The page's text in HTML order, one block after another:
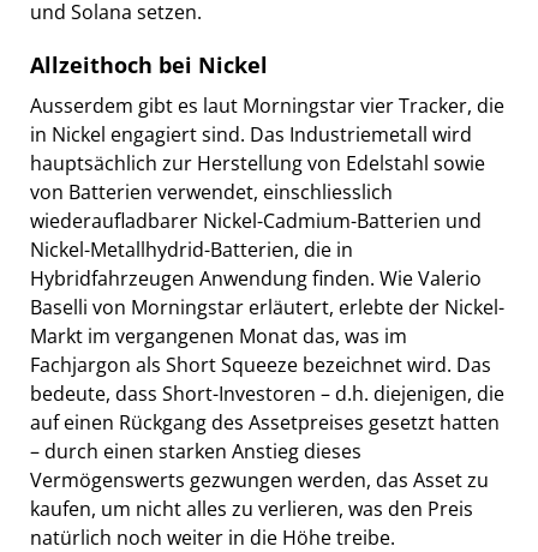
und Solana setzen.
Allzeithoch bei Nickel
Ausserdem gibt es laut Morningstar vier Tracker, die
in Nickel engagiert sind. Das Industriemetall wird
hauptsächlich zur Herstellung von Edelstahl sowie
von Batterien verwendet, einschliesslich
wiederaufladbarer Nickel-Cadmium-Batterien und
Nickel-Metallhydrid-Batterien, die in
Hybridfahrzeugen Anwendung finden. Wie Valerio
Baselli von Morningstar erläutert, erlebte der Nickel-
Markt im vergangenen Monat das, was im
Fachjargon als Short Squeeze bezeichnet wird. Das
bedeute, dass Short-Investoren – d.h. diejenigen, die
auf einen Rückgang des Assetpreises gesetzt hatten
– durch einen starken Anstieg dieses
Vermögenswerts gezwungen werden, das Asset zu
kaufen, um nicht alles zu verlieren, was den Preis
natürlich noch weiter in die Höhe treibe.